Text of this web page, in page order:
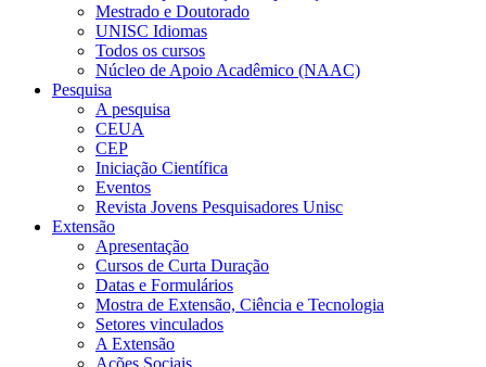
Mestrado e Doutorado
UNISC Idiomas
Todos os cursos
Núcleo de Apoio Acadêmico (NAAC)
Pesquisa
A pesquisa
CEUA
CEP
Iniciação Científica
Eventos
Revista Jovens Pesquisadores Unisc
Extensão
Apresentação
Cursos de Curta Duração
Datas e Formulários
Mostra de Extensão, Ciência e Tecnologia
Setores vinculados
A Extensão